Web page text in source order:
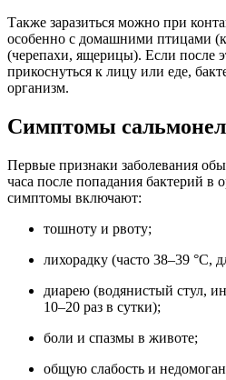
Также заразиться можно при
особенно с домашними птицами
(черепахи, ящерицы). Если после
прикоснуться к лицу или еде,
организм.
Симптомы
Первые признаки заболевания
часа после попадания бактерий в
симптомы включают:
тошноту и рвоту;
лихорадку (часто 38–39 °C,
диарею (водянистый стул,
10–20 раз в сутки);
боли и спазмы в животе;
общую слабость и